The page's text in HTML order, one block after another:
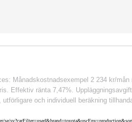
Månadskostnadsexempel 2 234 kr/
Effektiv ränta 7,47%.
och individuell beräkning
se/